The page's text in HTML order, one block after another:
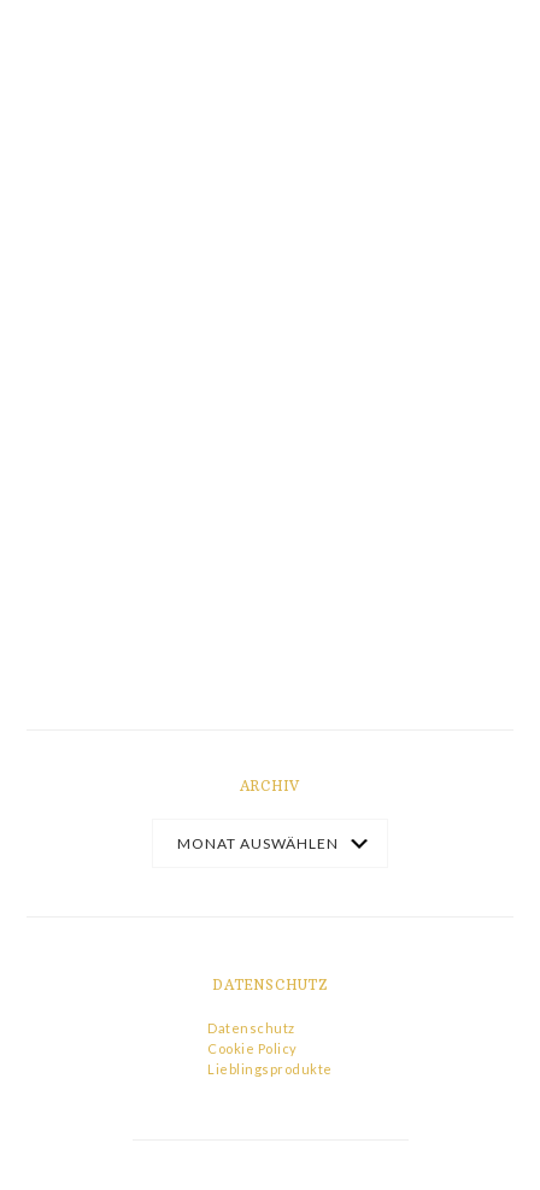
ARCHIV
DATENSCHUTZ
Datenschutz
Cookie Policy
Lieblingsprodukte